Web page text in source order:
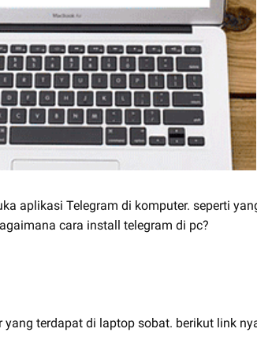
aplikasi Telegram di komputer. seperti
cara install telegram di pc?
terdapat di laptop sobat. berikut link